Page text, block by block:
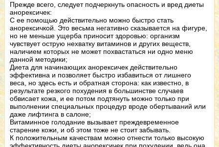
Прежде всего, следует подчеркнуть опасность и вред диеты
анорексичек:
С ее помощью действительно можно быстро стать
анорексичкой. Это весьма негативно сказывается на фигуре,
но не меньше ущерба приносит здоровью: организм
чувствует острую нехватку витаминов и других веществ,
наличием которых не может похвастаться ни одно меню
данной методики;
Диета для начинающих анорексичек действительно
эффективна и позволяет быстро избавиться от лишнего
веса, но здесь есть и обратная сторона: как известно, в
результате резкого похудения в большинстве случаев
обвисает кожа, и ее потом подтянуть можно только при
выполнении специальных процедур вроде обертываний или
даже лифтинга в салоне;
Витаминное голодание вызывает преждевременное
старение кожи, и об этом тоже не стоит забывать.
К положительным качествам можно отнести только высокую